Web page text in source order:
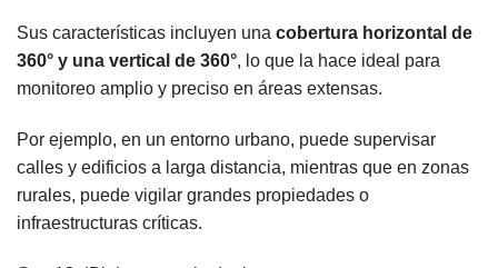
Sus características incluyen una cobertura horizontal de
360° y una vertical de 360°, lo que la hace ideal para
monitoreo amplio y preciso en áreas extensas.
Por ejemplo, en un entorno urbano, puede supervisar
calles y edificios a larga distancia, mientras que en zonas
rurales, puede vigilar grandes propiedades o
infraestructuras críticas.